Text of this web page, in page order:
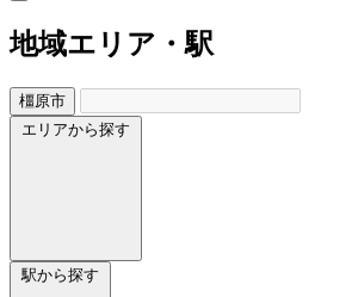
地域エリア・駅
橿原市
エリアから探す
駅から探す